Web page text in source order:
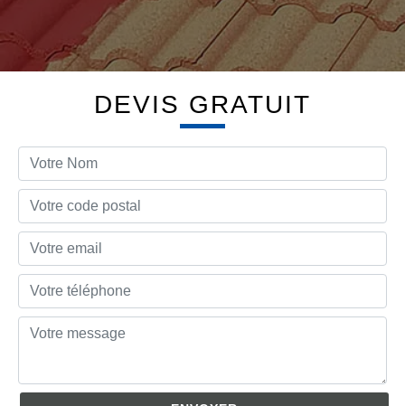
DEVIS GRATUIT